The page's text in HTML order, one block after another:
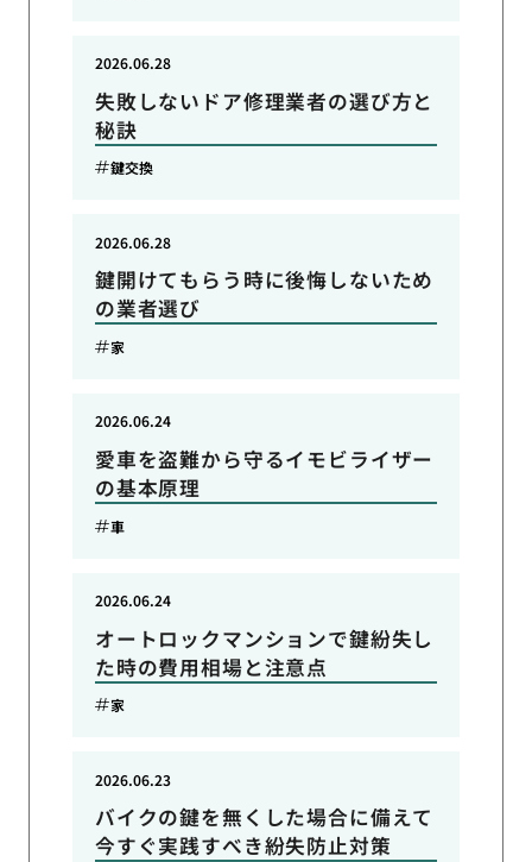
失敗しないドア修理業者の選び方と
秘訣
2026.06.28
鍵交換
鍵開けてもらう時に後悔しないため
の業者選び
2026.06.28
家
愛車を盗難から守るイモビライザー
の基本原理
2026.06.24
車
オートロックマンションで鍵紛失し
た時の費用相場と注意点
2026.06.24
家
バイクの鍵を無くした場合に備えて
今すぐ実践すべき紛失防止対策
2026.06.23